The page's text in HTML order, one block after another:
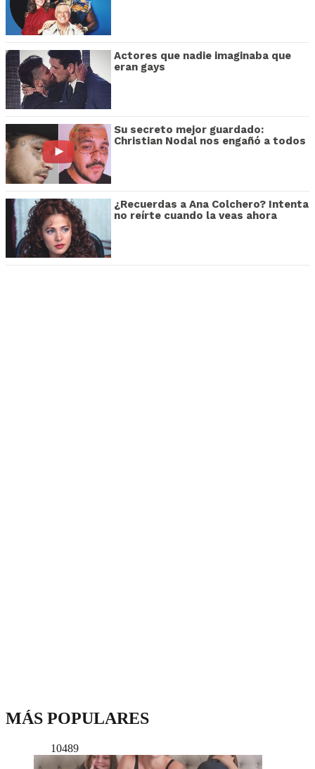
Actores que nadie imaginaba que
eran gays
Su secreto mejor guardado:
Christian Nodal nos engañó a todos
¿Recuerdas a Ana Colchero? Intenta
no reírte cuando la veas ahora
MÁS POPULARES
10489